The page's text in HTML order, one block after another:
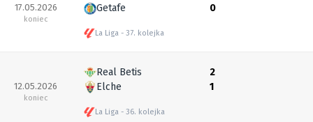
17.05.2026
koniec
Getafe
La Liga 37. kolejka
0
12.05.2026
koniec
Real Betis
Elche
La Liga 36. kolejka
2
1